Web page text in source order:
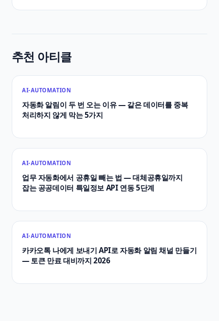
추천 아티클
AI-AUTOMATION
자동화 알림이 두 번 오는 이유 — 같은 데이터를 중복
처리하지 않게 막는 5가지
AI-AUTOMATION
업무 자동화에서 공휴일 빼는 법 — 대체공휴일까지
잡는 공공데이터 특일정보 API 연동 5단계
AI-AUTOMATION
카카오톡 나에게 보내기 API로 자동화 알림 채널 만들기
— 토큰 만료 대비까지 2026